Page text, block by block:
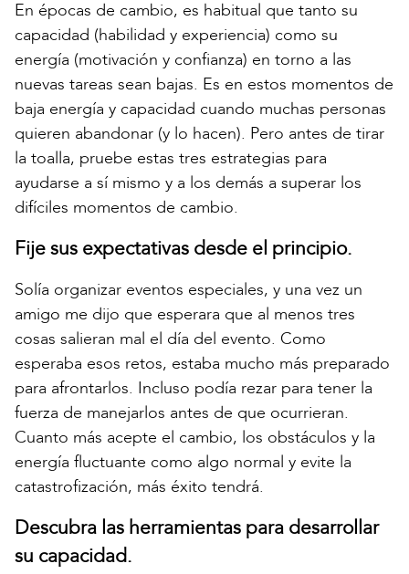
En épocas de cambio, es habitual que tanto su
capacidad (habilidad y experiencia) como su
energía (motivación y confianza) en torno a las
nuevas tareas sean bajas. Es en estos momentos de
baja energía y capacidad cuando muchas personas
quieren abandonar (y lo hacen). Pero antes de tirar
la toalla, pruebe estas tres estrategias para
ayudarse a sí mismo y a los demás a superar los
difíciles momentos de cambio.
Fije sus expectativas desde el principio.
Solía organizar eventos especiales, y una vez un
amigo me dijo que esperara que al menos tres
cosas salieran mal el día del evento. Como
esperaba esos retos, estaba mucho más preparado
para afrontarlos. Incluso podía rezar para tener la
fuerza de manejarlos antes de que ocurrieran.
Cuanto más acepte el cambio, los obstáculos y la
energía fluctuante como algo normal y evite la
catastrofización, más éxito tendrá.
Descubra las herramientas para desarrollar
su capacidad.